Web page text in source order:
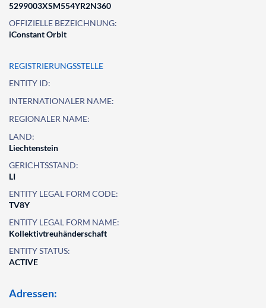
5299003XSM554YR2N360
OFFIZIELLE BEZEICHNUNG:
iConstant Orbit
REGISTRIERUNGSSTELLE
ENTITY ID:
INTERNATIONALER NAME:
REGIONALER NAME:
LAND:
Liechtenstein
GERICHTSSTAND:
LI
ENTITY LEGAL FORM CODE:
TV8Y
ENTITY LEGAL FORM NAME:
Kollektivtreuhänderschaft
ENTITY STATUS:
ACTIVE
Adressen: